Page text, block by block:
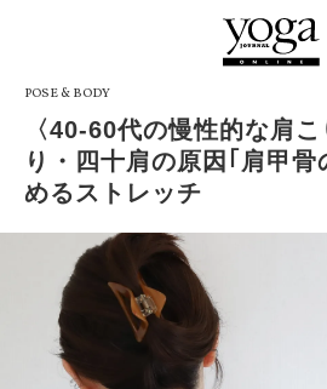
POSE & BODY
〈40-60代の慢性的な肩
り・四十肩の原因｢肩甲骨
めるストレッチ